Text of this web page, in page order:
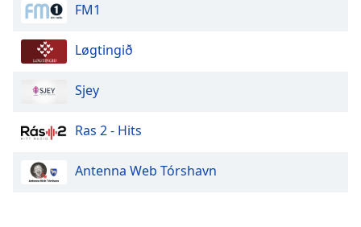
Color
Opacity
Size
FM1
Løgtingið
Sjey
Ras 2 - Hits
Antenna Web Tórshavn